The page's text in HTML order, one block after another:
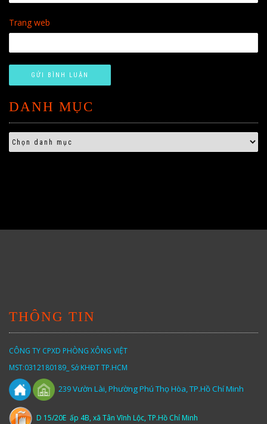
Trang web
DANH MỤC
THÔNG TIN
CÔNG TY CPXD PHÒNG XÔNG VIỆT
MST:0312180189_ Sở KHĐT TP.HCM
239Vườn Lài,Phường Phú Thọ Hòa, TP.Hồ Chí Minh
D 15/20E ấp 4B, xã Tân Vĩnh Lộc, TP.Hồ Chí Minh